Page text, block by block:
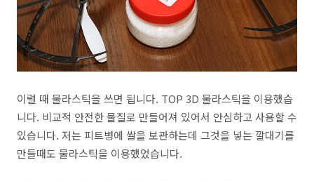
이럴 때 물라스틱을 쓰면 됩니다. TOP 3D 물라스틱을 이용했습
니다. 비교적 안전한 물질로 만들어져 있어서 안심하고 사용할 수
있습니다. 저는 피트병에 쌀을 보관하는데 그것을 넣는 깔대기를
만들때도 물라스틱을 이용했었습니다.